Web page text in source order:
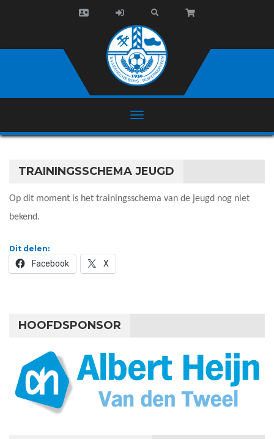
TRAININGSSCHEMA JEUGD
Op dit moment is het trainingsschema van de jeugd nog niet
bekend.
Dit delen:
Facebook X
HOOFDSPONSOR